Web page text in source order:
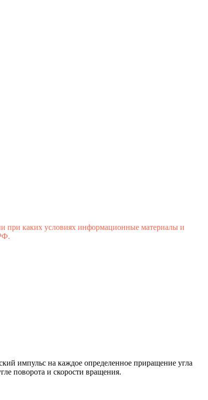
при каких условиях информационные материалы и
импульс на каждое определенное приращение угла
поворота и скорости вращения.